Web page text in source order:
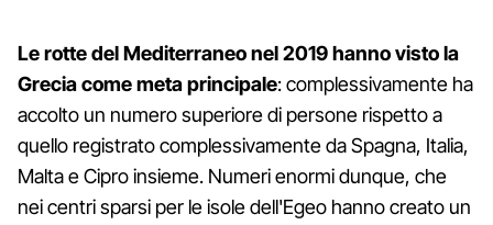
Le rotte del Mediterraneo nel 2019 hanno visto la
Grecia come meta principale: complessivamente ha
accolto un numero superiore di persone rispetto a
quello registrato complessivamente da Spagna, Italia,
Malta e Cipro insieme. Numeri enormi dunque, che
nei centri sparsi per le isole dell'Egeo hanno creato un